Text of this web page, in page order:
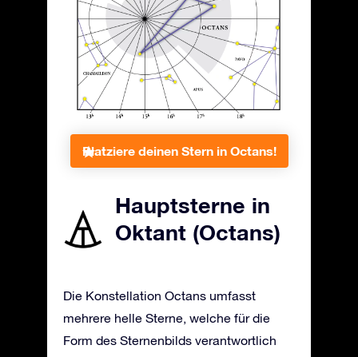
Platziere deinen Stern in Octans!
Hauptsterne in
Oktant (Octans)
Die Konstellation Octans umfasst
mehrere helle Sterne, welche für die
Form des Sternenbilds verantwortlich